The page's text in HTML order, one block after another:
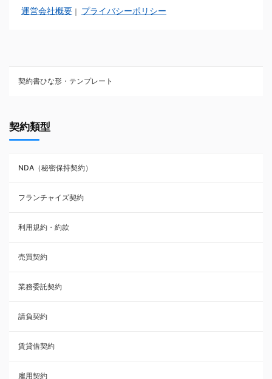
運営会社概要 ｜ プライバシーポリシー
契約書ひな形・テンプレート
NDA（秘密保持契約）
業務委託契約
利用規約・約款
覚書・合意書・同意書
承諾書
雇用契約
その他契約・書面
売買契約
契約類型
NDA（秘密保持契約）
フランチャイズ契約
利用規約・約款
売買契約
業務委託契約
請負契約
賃貸借契約
雇用契約